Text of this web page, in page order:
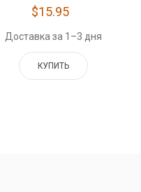
$15.95
Доставка за 1–3 дня
КУПИТЬ